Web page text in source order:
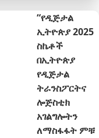
“የዲጅታል
ኢትዮጵያ 2025
ስኬቶች
በኢትዮጵያ
የዲጅታል
ትራንስፖርትና
ሎጅስቲክ
አገልግሎትን
ለማስፋፋት ምቹ